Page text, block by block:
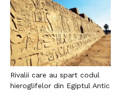
Rivalii care au spart codul
hieroglifelor din Egiptul Antic